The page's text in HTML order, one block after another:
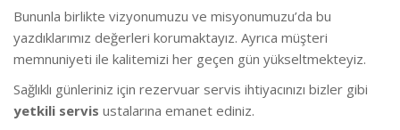
Bununla birlikte vizyonumuzu ve misyonumuzu’da bu
yazdıklarımız değerleri korumaktayız. Ayrıca müşteri
memnuniyeti ile kalitemizi her geçen gün yükseltmekteyiz.
Sağlıklı günleriniz için rezervuar servis ihtiyacınızı bizler gibi
yetkili servis ustalarına emanet ediniz.